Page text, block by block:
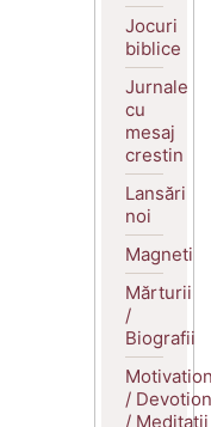
Jocuri
biblice
Jurnale
cu
mesaj
crestin
Lansări
noi
Magneti
Mărturii
/
Biografii
/
/ Meditații